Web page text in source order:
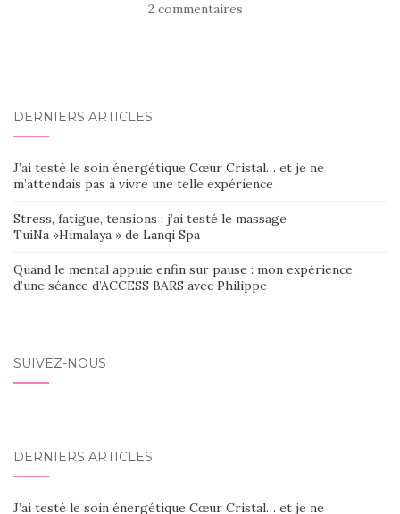
2 commentaires
DERNIERS ARTICLES
J’ai testé le soin énergétique Cœur Cristal… et je ne
m’attendais pas à vivre une telle expérience
Stress, fatigue, tensions : j’ai testé le massage
TuiNa »Himalaya » de Lanqi Spa
Quand le mental appuie enfin sur pause : mon expérience
d’une séance d’ACCESS BARS avec Philippe
SUIVEZ-NOUS
DERNIERS ARTICLES
J’ai testé le soin énergétique Cœur Cristal… et je ne